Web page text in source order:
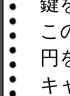
こ
円
キ